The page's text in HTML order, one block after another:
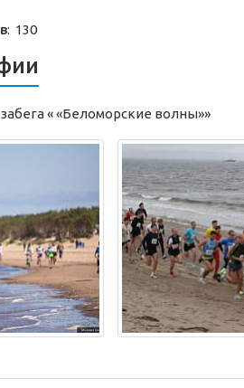
: 130
« «Беломорские волны»»